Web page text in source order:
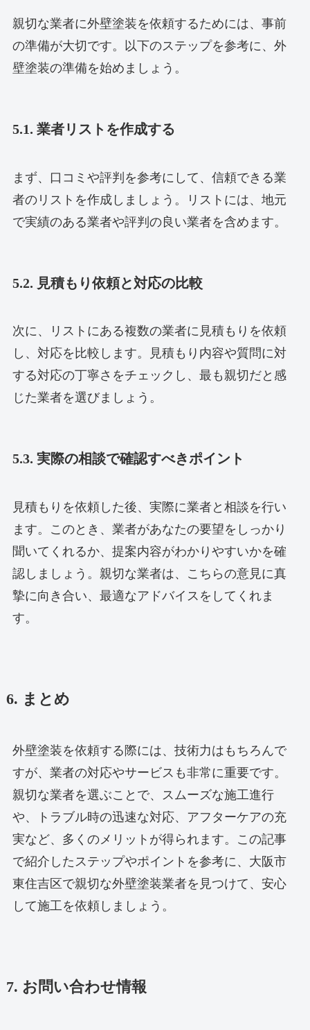
親切な業者に外壁塗装を依頼するためには、事前
の準備が大切です。以下のステップを参考に、外
壁塗装の準備を始めましょう。
5.1. 業者リストを作成する
まず、口コミや評判を参考にして、信頼できる業
者のリストを作成しましょう。リストには、地元
で実績のある業者や評判の良い業者を含めます。
5.2. 見積もり依頼と対応の比較
次に、リストにある複数の業者に見積もりを依頼
し、対応を比較します。見積もり内容や質問に対
する対応の丁寧さをチェックし、最も親切だと感
じた業者を選びましょう。
5.3. 実際の相談で確認すべきポイント
見積もりを依頼した後、実際に業者と相談を行い
ます。このとき、業者があなたの要望をしっかり
聞いてくれるか、提案内容がわかりやすいかを確
認しましょう。親切な業者は、こちらの意見に真
摯に向き合い、最適なアドバイスをしてくれま
す。
6. まとめ
外壁塗装を依頼する際には、技術力はもちろんで
すが、業者の対応やサービスも非常に重要です。
親切な業者を選ぶことで、スムーズな施工進行
や、トラブル時の迅速な対応、アフターケアの充
実など、多くのメリットが得られます。この記事
で紹介したステップやポイントを参考に、大阪市
東住吉区で親切な外壁塗装業者を見つけて、安心
して施工を依頼しましょう。
7. お問い合わせ情報